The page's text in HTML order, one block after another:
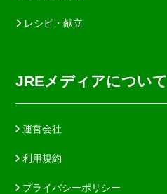
レシピ・献立
JREメディアについて
運営会社
利用規約
プライバシーポリシー